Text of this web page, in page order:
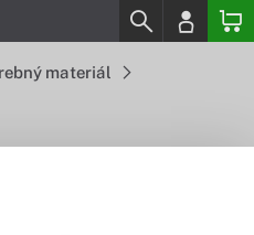
materiál